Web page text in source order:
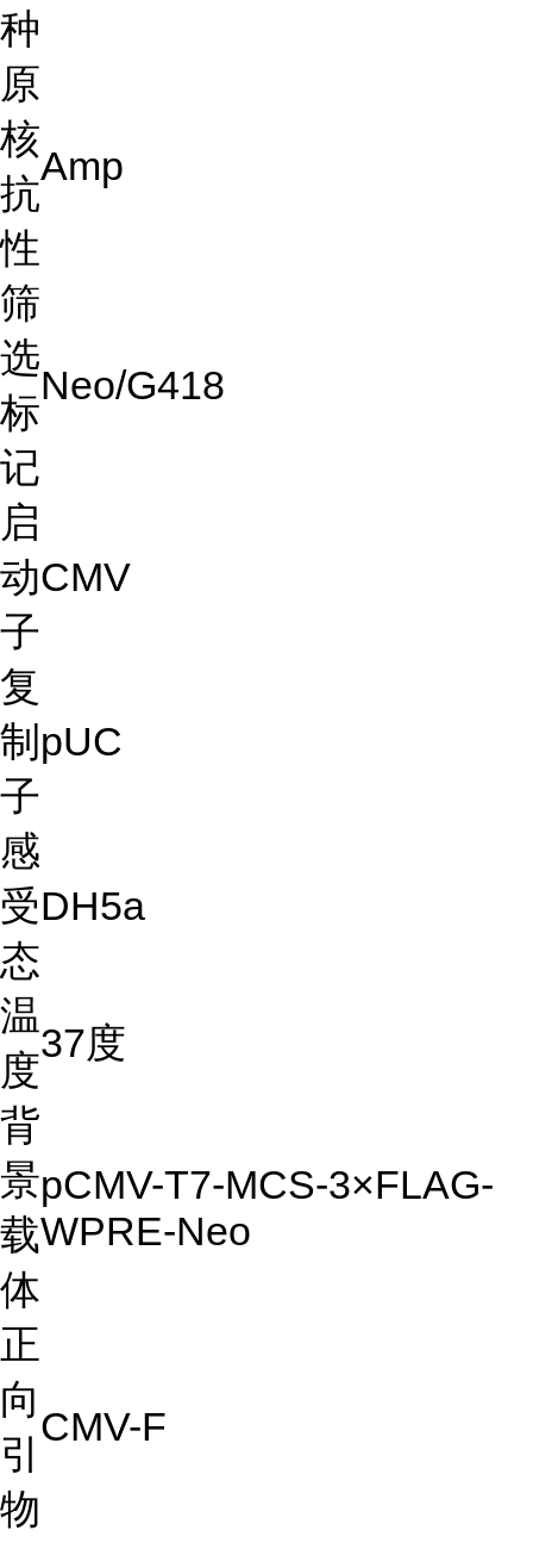
种
原
核
抗
性
Amp
筛
选
标
记
Neo/G418
启
动
子
CMV
复
制
子
pUC
感
受
态
DH5a
温
度
37度
背
景
载
体
pCMV-T7-MCS-3×FLAG-
WPRE-Neo
正
向
引
物
CMV-F